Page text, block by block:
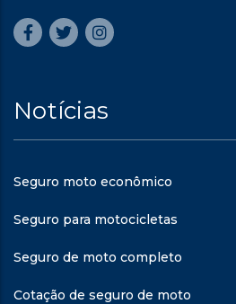
Notícias
Seguro moto econômico
Seguro para motocicletas
Seguro de moto completo
Cotação de seguro de moto